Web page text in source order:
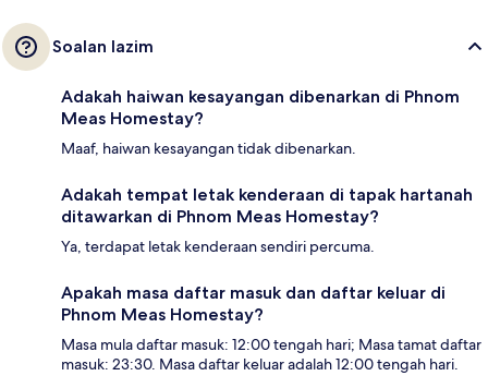
Soalan lazim
Adakah haiwan kesayangan dibenarkan di Phnom
Meas Homestay?
Maaf, haiwan kesayangan tidak dibenarkan.
Adakah tempat letak kenderaan di tapak hartanah
ditawarkan di Phnom Meas Homestay?
Ya, terdapat letak kenderaan sendiri percuma.
Apakah masa daftar masuk dan daftar keluar di
Phnom Meas Homestay?
Masa mula daftar masuk: 12:00 tengah hari; Masa tamat daftar
masuk: 23:30. Masa daftar keluar adalah 12:00 tengah hari.